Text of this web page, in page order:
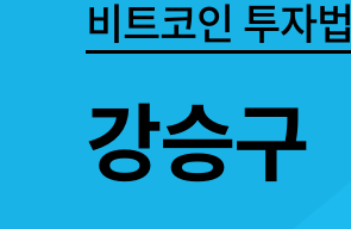
비트코인 투자법
강승구